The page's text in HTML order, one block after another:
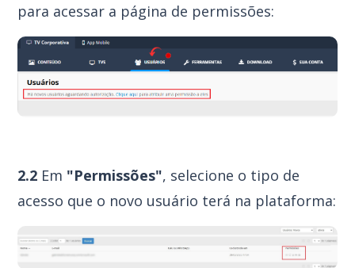
para acessar a página de permissões:
2.2 Em "Permissões", selecione o tipo de
acesso que o novo usuário terá na plataforma: